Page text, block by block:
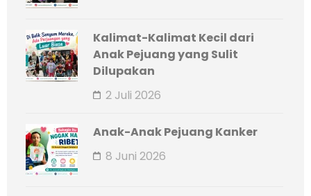
Kalimat-Kalimat Kecil dari
Anak Pejuang yang Sulit
Dilupakan
2 Juli 2026
Anak-Anak Pejuang Kanker
8 Juni 2026